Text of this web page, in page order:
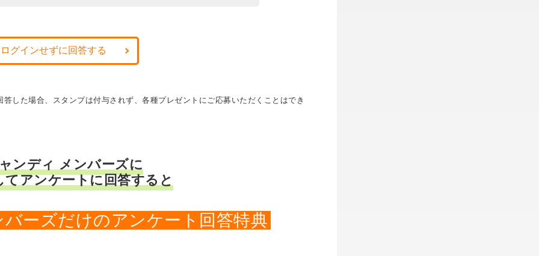
グインせずに回答する
した場合、スタンプは付与されず、各種プレゼントにご応募いただくことはでき
ンディ メンバーズに
アンケートに回答すると
ーズだけのアンケート回答特典